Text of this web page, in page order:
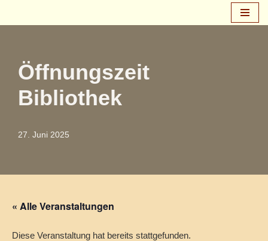
springen
Öffnungszeit
Bibliothek
27. Juni 2025
« Alle Veranstaltungen
Diese Veranstaltung hat bereits stattgefunden.